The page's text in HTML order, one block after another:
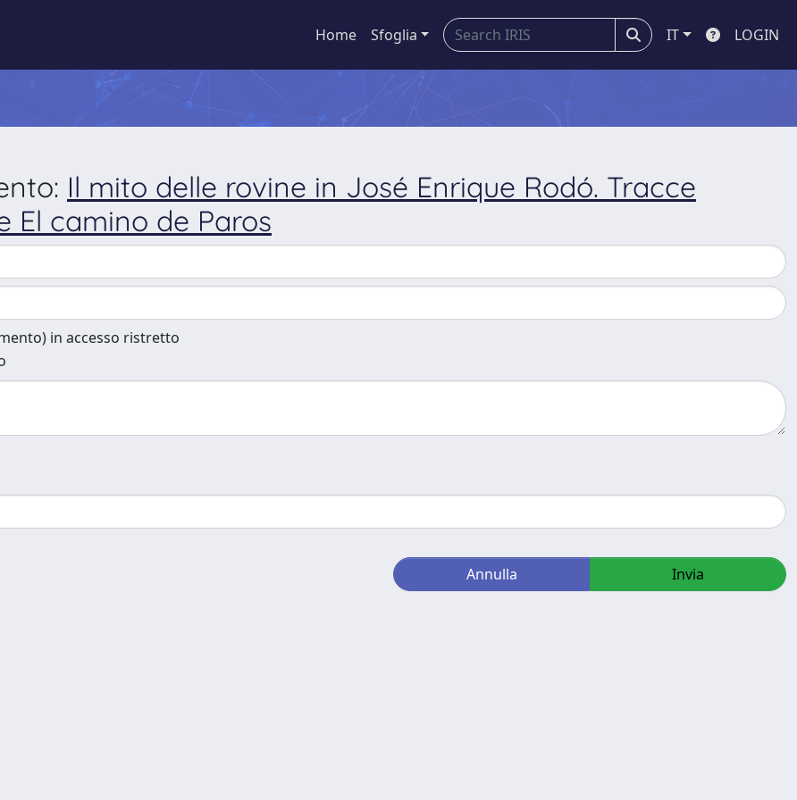
Home Sfoglia IT LOGIN
Il mito delle rovine in José Enrique Rodó. Tracce
El camino de Paros
in accesso ristretto
Annulla Invia